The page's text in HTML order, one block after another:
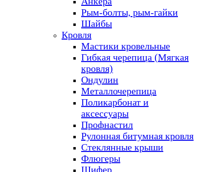
Рым-болты, рым-гайки
Шайбы
Кровля
Мастики кровельные
Гибкая черепица (Мягкая
кровля)
Ондулин
Металлочерепица
Поликарбонат и
аксессуары
Профнастил
Рулонная битумная кровля
Стеклянные крыши
Флюгеры
Шифер